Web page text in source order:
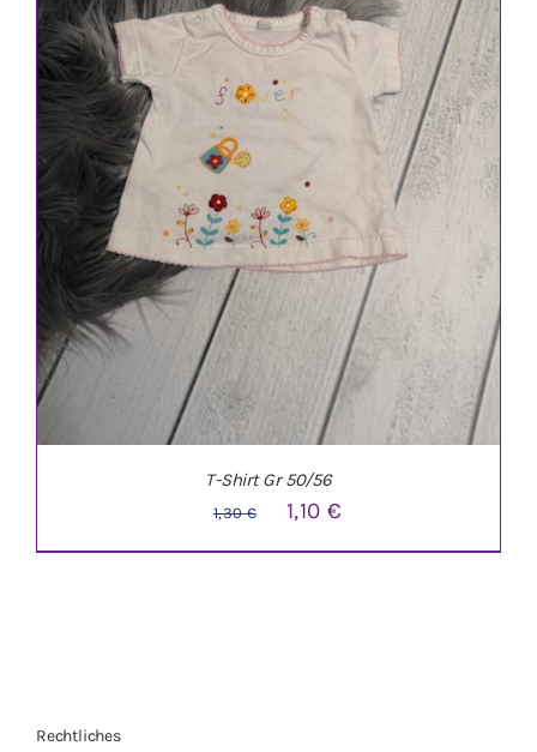
IN DEN WARENKORB / DETAILS
T-Shirt Gr 50/56
1,30€
Ursprünglicher
Preis
1,10 €Aktueller
Preis
Rechtliches